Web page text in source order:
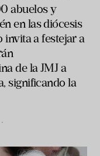
abuelos y
en las diócesis
invita a festejar a
de la JMJ a
significando la
·